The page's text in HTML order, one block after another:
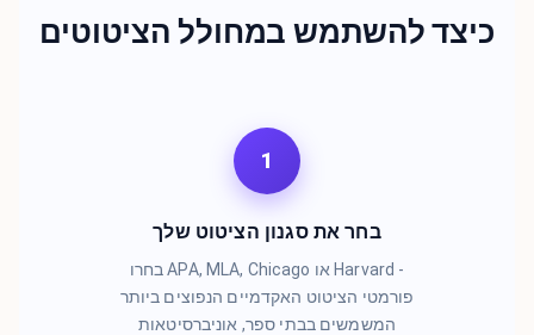
כיצד להשתמש במחולל הציטוטים
1
בחר את סגנון הציטוט שלך
בחרו APA, MLA, Chicago או Harvard -
פורמטי הציטוט האקדמיים הנפוצים ביותר
המשמשים בבתי ספר, אוניברסיטאות